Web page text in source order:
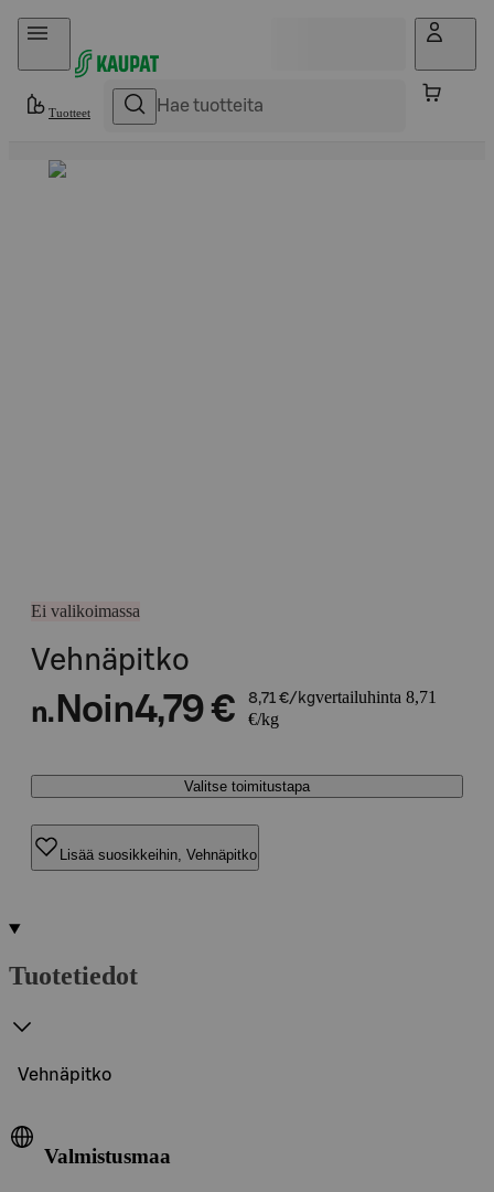
Hyppää sisältöön
Tuotteet
Ei valikoimassa
Vehnäpitko
n. Noin4,79 € 8,71 €/kgvertailuhinta 8,71
€/kg
Valitse toimitustapa
Lisää suosikkeihin, Vehnäpitko
Tuotetiedot
Vehnäpitko
Valmistusmaa